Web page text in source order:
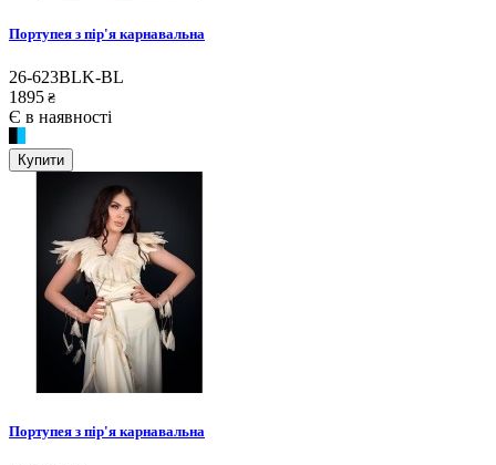
Портупея з пір'я карнавальна
26-623BLK-BL
1895 ₴
Є в наявності
Купити
Портупея з пір'я карнавальна